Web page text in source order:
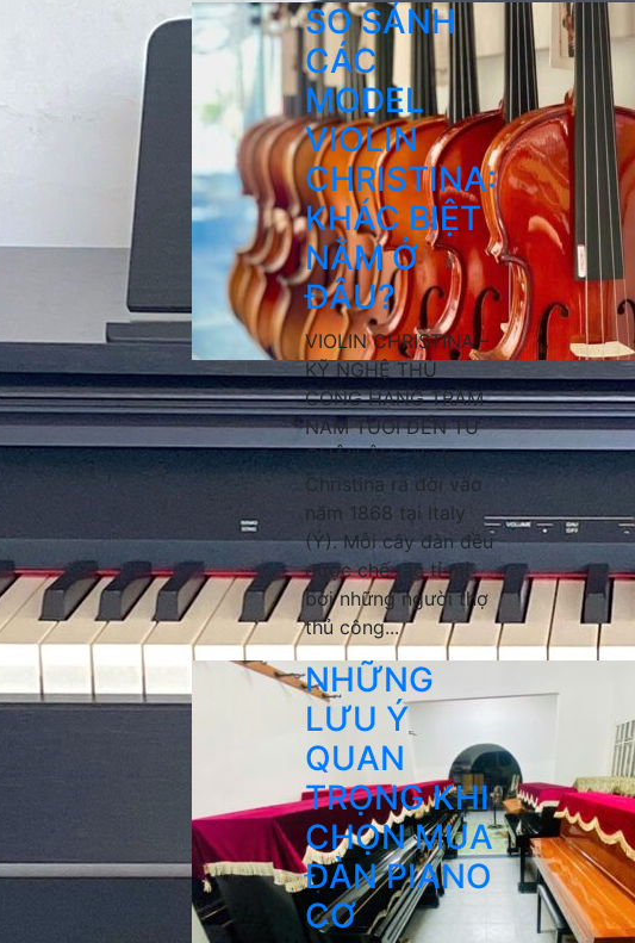
SO SÁNH
CÁC
MODEL
VIOLIN
CHRISTINA:
KHÁC BIỆT
NẰM Ở
ĐÂU?
VIOLIN CHRISTINA –
KỸ NGHỆ THỦ
CÔNG HÀNG TRĂM
NĂM TUỔI ĐẾN TỪ
CHÂU ÂU Violin
Christina ra đời vào
năm 1868 tại Italy
(Ý). Mỗi cây đàn đều
được chế tác tỉ mỉ
bởi những người thợ
thủ công...
NHỮNG
LƯU Ý
QUAN
TRỌNG KHI
CHỌN MUA
ĐÀN PIANO
CƠ